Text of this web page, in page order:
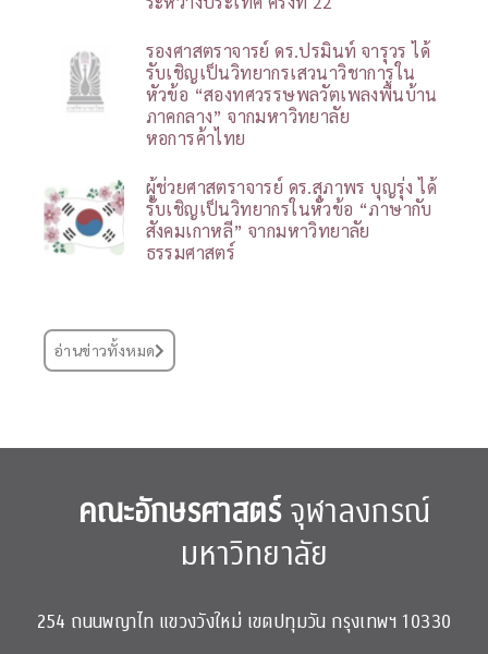
รองศาสตราจารย์ ดร.ปรมินท์ จารุวร ได้
รับเชิญเป็นวิทยากรเสวนาวิชาการใน
หัวข้อ “สองทศวรรษพลวัตเพลงพื้นบ้าน
ภาคกลาง” จากมหาวิทยาลัย
หอการค้าไทย
ผู้ช่วยศาสตราจารย์ ดร.สุภาพร บุญรุ่ง ได้
รับเชิญเป็นวิทยากรในหัวข้อ “ภาษากับ
สังคมเกาหลี” จากมหาวิทยาลัย
ธรรมศาสตร์
อ่านข่าวทั้งหมด
คณะอักษรศาสตร์จุฬาลงกรณ์
มหาวิทยาลัย
254 ถนนพญาไท แขวงวังใหม่ เขตปทุมวัน กรุงเทพฯ 10330